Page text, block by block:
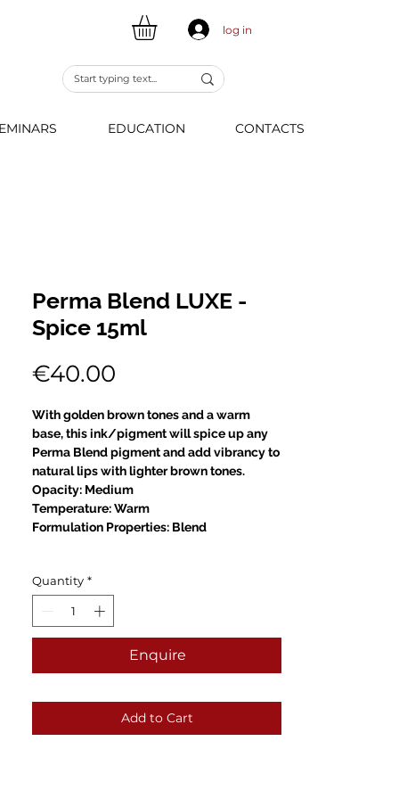
log in
EDUCATION CONTACTS
Perma Blend LUXE -
Spice 15ml
€40.00
With golden brown tones and a warm
base, this ink/pigment will spice up any
Perma Blend pigment and add vibrancy to
natural lips with lighter brown tones.
Opacity: Medium
Temperature: Warm
Formulation Properties: Blend
Quantity *
Enquire
Add to Cart